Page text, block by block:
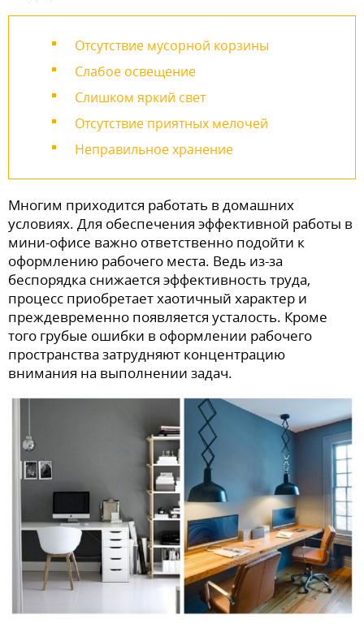
Отсутствие мусорной корзины
Слабое освещение
Слишком яркий свет
Отсутствие приятных мелочей
Неправильное хранение
Многим приходится работать в домашних
условиях. Для обеспечения эффективной работы в
мини-офисе важно ответственно подойти к
оформлению рабочего места. Ведь из-за
беспорядка снижается эффективность труда,
процесс приобретает хаотичный характер и
преждевременно появляется усталость. Кроме
того грубые ошибки в оформлении рабочего
пространства затрудняют концентрацию
внимания на выполнении задач.